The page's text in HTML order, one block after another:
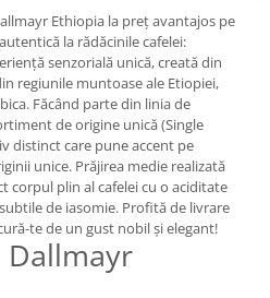
Ethiopia la preț avantajos pe
la rădăcinile cafelei:
senzorială unică, creată din
regiunile muntoase ale Etiopiei,
Făcând parte din linia de
de origine unică (Single
distinct care pune accent pe
unice. Prăjirea medie realizată
corpul plin al cafelei cu o aciditate
de iasomie. Profită de livrare
te de un gust nobil și elegant!
Dallmayr